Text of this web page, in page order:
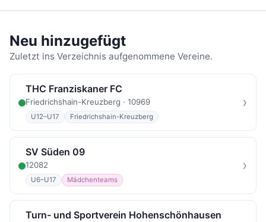
Neu hinzugefügt
Zuletzt ins Verzeichnis aufgenommene Vereine.
THC Franziskaner FC
Friedrichshain-Kreuzberg · 10969
U12–U17 Friedrichshain-Kreuzberg
›
SV Süden 09
12082
U6–U17 Mädchenteams
›
Turn- und Sportverein Hohenschönhausen